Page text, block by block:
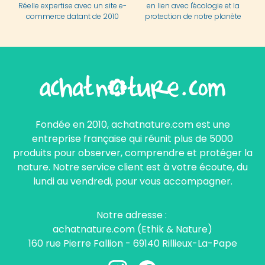
Réelle expertise avec un site e-
commerce datant de 2010
en lien avec l'écologie et la
protection de notre planète
Fondée en 2010, achatnature.com est une
entreprise française qui réunit plus de 5000
produits pour observer, comprendre et protéger la
nature. Notre service client est à votre écoute, du
lundi au vendredi, pour vous accompagner.
Notre adresse :
achatnature.com (Ethik & Nature)
160 rue Pierre Fallion - 69140 Rillieux-La-Pape